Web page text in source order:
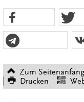
Zum Seitenanfang
Drucken